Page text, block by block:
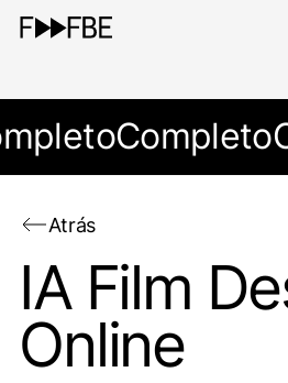
Completo
Atrás
IA Film
Online